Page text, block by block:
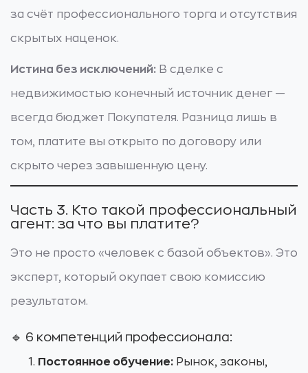
за счёт профессионального торга и отсутствия
скрытых наценок.
Истина без исключений: В сделке с
недвижимостью конечный источник денег —
всегда бюджет Покупателя. Разница лишь в
том, платите вы открыто по договору или
скрыто через завышенную цену.
Часть 3. Кто такой профессиональный
агент: за что вы платите?
Это не просто «человек с базой объектов». Это
эксперт, который окупает свою комиссию
результатом.
🔹 6 компетенций профессионала:
Постоянное обучение: Рынок, законы,